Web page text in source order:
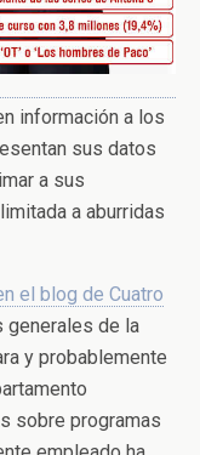
información a los
sus datos
a sus
a aburridas
el blog de Cuatro
generales de la
y probablemente
sobre programas